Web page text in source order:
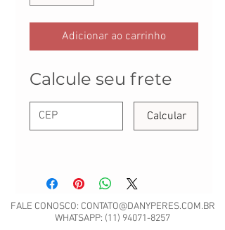
Adicionar ao carrinho
Calcule seu frete
Calcular
FALE CONOSCO: CONTATO@DANYPERES.COM.BR
WHATSAPP: (11) 94071-8257